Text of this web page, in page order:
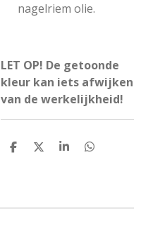
nagelriem olie.
LET OP! De getoonde
kleur kan iets afwijken
van de werkelijkheid!
D
D
S
D